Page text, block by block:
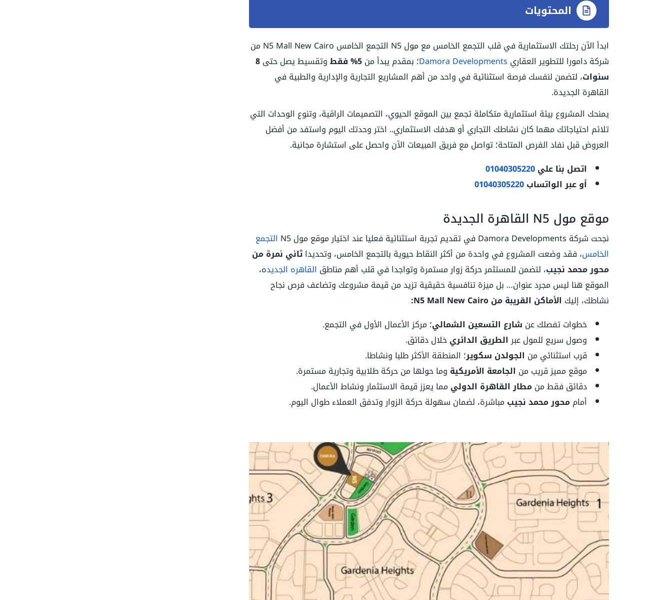
المحتويات
ابدأ الآن رحلتك الاستثمارية في قلب التجمع الخامس مع مول N5 التجمع الخامس N5 Mall New Cairo
من
شركة دامورا للتطوير العقاري Damora Developments؛ بمقدم يبدأ من5% فقط وتقسيط يصل حتى8
سنوات، لتضمن لنفسك فرصة استثنائية في واحد من أهم المشاريع التجارية والإدارية والطبية في
القاهرة الجديدة.
يمنحك المشروع بيئة استثمارية متكاملة تجمع بين الموقع الحيوي، التصميمات الراقية، وتنوع الوحدات التي
تلائم احتياجاتك مهما كان نشاطك التجاري أو هدفك الاستثماري.. اختر وحدتك اليوم واستفد من أفضل
العروض قبل نفاد الفرص المتاحة؛ تواصل مع فريق المبيعات الآن واحصل على استشارة مجانية.
اتصل بنا علي01040305220
أو عبر الواتساب01040305220
موقع مول N5 القاهرة الجديدة
نجحت شركة Damora Developments في تقديم تجربة استثنائية فعليا عند اختيار موقع مول N5
التجمع
الخامس، فقد وضعت المشروع في واحدة من أكثر النقاط حيوية بالتجمع الخامس، وتحديداثاني نمرة من
محور محمد نجيب، لتضمن للمستثمر حركة زوار مستمرة وتواجدا في قلب أهم مناطق القاهره الجديده،
الموقع هنا ليس مجرد عنوان… بل ميزة تنافسية حقيقية تزيد من قيمة مشروعك وتضاعف فرص نجاح
نشاطك، إليك الأماكن القريبة من N5 Mall New Cairo:
خطوات تفصلك عن شارع التسعين الشمالي؛ مركز الأعمال الأول في التجمع.
وصول سريع للمول عبرالطريق الدائريخلال دقائق.
قرب استثنائي من الجولدن سكوير؛ المنطقة الأكثر طلبا ونشاطا.
موقع مميز قريب من الجامعة الأمريكية وما حولها من حركة طلابية وتجارية مستمرة.
دقائق فقط منمطار القاهرة الدولي مما يعزز قيمة الاستثمار ونشاط الأعمال.
أماممحور محمد نجيب مباشرة، لضمان سهولة حركة الزوار وتدفق العملاء طوال اليوم.